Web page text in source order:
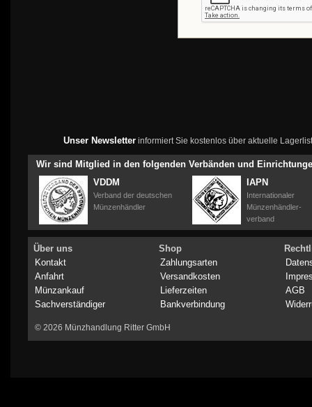
Unser Newsletterinformiert Sie kostenlos über aktuelle
Wir sind Mitglied in den folgenden Verbänden und
VDDM
Verband der deutschen
Münzenhändler
IAPN
Internationaler
Münzenhändler-
verband
Über uns
Kontakt
Anfahrt
Münzankauf
Sachverständiger
Shop
Zahlungsarten
Versandkosten
Lieferzeiten
Bankverbindung
AGB
© 2026 Münzhandlung Ritter GmbH